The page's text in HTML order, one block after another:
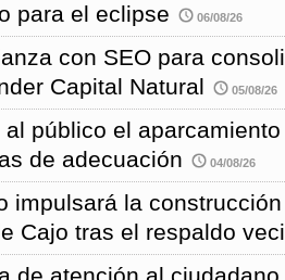
para el eclipse
06/08/26
con SEO para
Capital Natural
05/08/26
al público el
de adecuación
04/08/26
impulsará la
Cajo tras el respaldo